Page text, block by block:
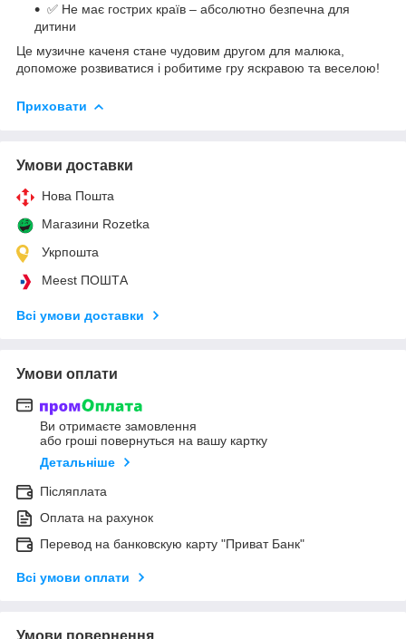
✅ Не має гострих країв – абсолютно безпечна для
дитини
Це музичне каченя стане чудовим другом для малюка,
допоможе розвиватися і робитиме гру яскравою та веселою!
Приховати
Умови доставки
Нова Пошта
Магазини Rozetka
Укрпошта
Meest ПОШТА
Всі умови доставки
Умови оплати
Ви отримаєте замовлення
або гроші повернуться на вашу картку
Детальніше
Післяплата
Оплата на рахунок
Перевод на банковскую карту "Приват Банк"
Всі умови оплати